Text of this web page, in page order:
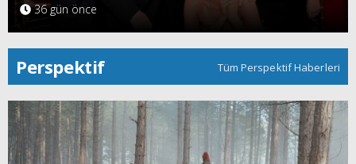
36 gün önce
Perspektif Tüm Perspektif Haberleri